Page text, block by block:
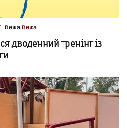
Вежа,Вежа
дводенний тренінг із